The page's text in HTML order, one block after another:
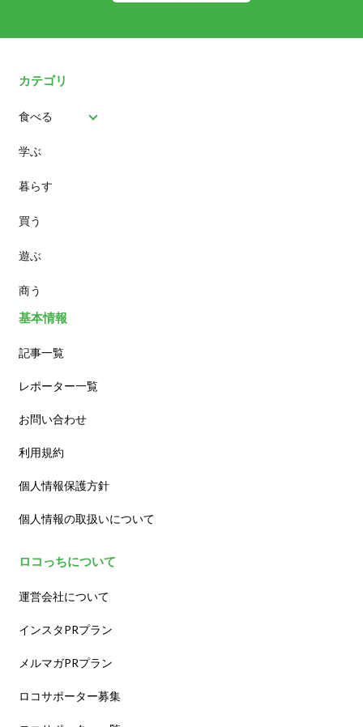
カテゴリ
食べる
パン
スイーツ
ランチ
カフェ
学ぶ
暮らす
買う
遊ぶ
商う
基本情報
記事一覧
レポーター一覧
お問い合わせ
利用規約
個人情報保護方針
個人情報の取扱いについて
ロコっちについて
運営会社について
インスタPRプラン
メルマガPRプラン
ロコサポーター募集